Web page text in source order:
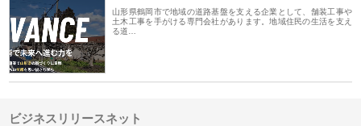
山形県鶴岡市で地域の道路基盤を支える企業として、舗装工事や
土木工事を手がける専門会社があります。地域住民の生活を支え
る道…
ビジネスリリースネット